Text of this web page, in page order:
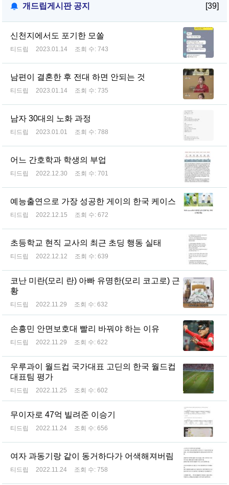
개드립게시판 공지 [39]
신천지에서도 포기한 모쏠
티드립 2023.01.14 조회 수: 743
남편이 결혼한 후 전대 하면 안되는 것
티드립 2023.01.14 조회 수: 735
남자 30대의 노화 과정
티드립 2023.01.01 조회 수: 788
어느 간호학과 학생의 부업
티드립 2022.12.30 조회 수: 701
예능출연으로 가장 성공한 게이의 한국 케이스
티드립 2022.12.15 조회 수: 672
초등학교 현직 교사의 최근 초딩 행동 실태
티드립 2022.12.12 조회 수: 639
코난 미란(모리 란) 아빠 유명한(모리 코고로) 근
황
티드립 2022.11.29 조회 수: 632
손흥민 안면보호대 빨리 바꿔야 하는 이유
티드립 2022.11.29 조회 수: 622
우루과이 월드컵 국가대표 고딘의 한국 월드컵
대표팀 평가
티드립 2022.11.25 조회 수: 602
무이자로 47억 빌려준 이승기
티드립 2022.11.24 조회 수: 656
여자 과동기랑 같이 동거하다가 어색해져버림
티드립 2022.11.24 조회 수: 758